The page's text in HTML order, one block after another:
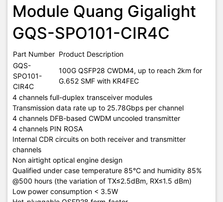
Module Quang Gigalight
GQS-SPO101-CIR4C
Part Number Product Description
GQS-
SPO101-
CIR4C
100G QSFP28 CWDM4, up to reach 2km for
G.652 SMF with KR4FEC
4 channels full-duplex transceiver modules
Transmission data rate up to 25.78Gbps per channel
4 channels DFB-based CWDM uncooled transmitter
4 channels PIN ROSA
Internal CDR circuits on both receiver and transmitter
channels
Non airtight optical engine design
Qualified under case temperature 85°C and humidity 85%
@500 hours (the variation of TX≤2.5dBm, RX≤1.5 dBm)
Low power consumption < 3.5W